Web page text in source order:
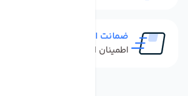
ضمانت اصل بودن کالا
اطمینان از خرید کالای اورجینال